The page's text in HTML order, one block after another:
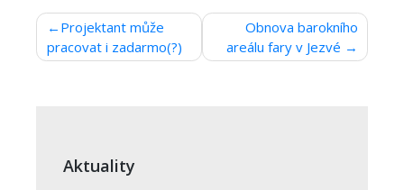
Aktuality
Navigace
pro
Projektant může
pracovat i zadarmo(?)
Obnova barokního
areálu fary v Jezvé